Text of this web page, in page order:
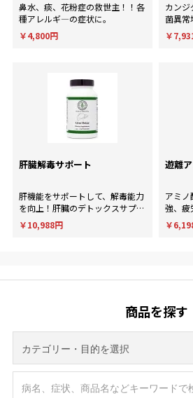
鼻水、痰、花粉症の救世主！！各
種アレルギ―の症状に。
￥4,800円
カンジ
菌異常
に！
￥
肝臓解毒サポート
肝機能をサポートして、解毒能力
を向上！肝臓のデトックスサプリ
メント。
￥10,988円
遊離
アミ
強、疲
判断力
ます。
￥
商品を探す